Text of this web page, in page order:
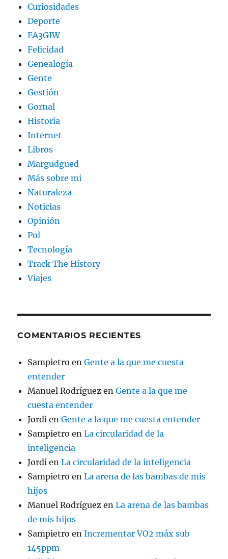
Curiosidades
Deporte
EA3GIW
Felicidad
Genealogía
Gente
Gestión
Gornal
Historia
Internet
Libros
Margudgued
Más sobre mi
Naturaleza
Noticias
Opinión
Pol
Tecnología
Track The History
Viajes
COMENTARIOS RECIENTES
Sampietro enGente a la que me cuesta
entender
Manuel Rodríguez enGente a la que me
cuesta entender
Jordi enGente a la que me cuesta entender
Sampietro enLa circularidad de la
inteligencia
Jordi enLa circularidad de la inteligencia
Sampietro enLa arena de las bambas de mis
hijos
Manuel Rodríguez enLa arena de las bambas
de mis hijos
Sampietro enIncrementar VO2 máx sub
145ppm